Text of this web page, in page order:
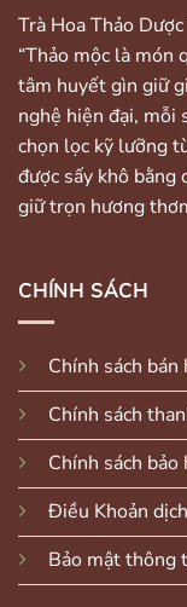
Trà Hoa Thảo
“Thảo mộc là món
tâm huyết gìn giữ
nghệ hiện đại, mỗi
chọn lọc kỹ lưỡng
được sấy khô bằng
giữ trọn hương
CHÍNH SÁCH
Chính sách bán
Chính sách
Chính sách bảo
Điều Khoản
Bảo mật thông